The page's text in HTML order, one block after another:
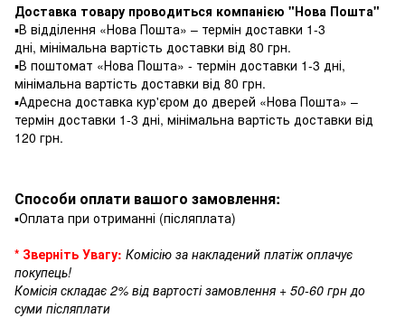
Доставка товару проводиться компанією "Нова Пошта"
▪️В відділення «Нова Пошта» – термін доставки 1-3
дні, мінімальна вартість доставки від 80 грн.
▪️В поштомат «Нова Пошта» - термін доставки 1-3 дні,
мінімальна вартість доставки від 80 грн.
▪️Адресна доставка кур'єром до дверей «Нова Пошта» –
термін доставки 1-3 дні, мінімальна вартість доставки від
120 грн.
Способи оплати вашого замовлення:
▪️Оплата при отриманні (післяплата)
* Зверніть Увагу: Комісію за накладений платіж оплачує
покупець!
Комісія складає 2% від вартості замовлення + 50-60 грн до
суми післяплати